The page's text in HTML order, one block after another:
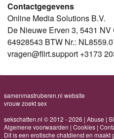
Contactgegevens
Online Media Solutions B.V.
De Nieuwe Erven 3, 5431
64928543 BTW Nr.:
vragen@flirt.support +3173
samenmastruberen.nl website
vrouw zoekt sex
sekschatten.nl © 2012 - 2026 | Abuse |
Algemene voorwaarden | Cookies|
Dit is een erotische chatdienst en